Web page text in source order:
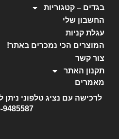
בגדים – קטגוריות
החשבון שלי
עגלת קניות
המוצרים הכי נמכרים באתר!
צור קשר
תקנון האתר
מאמרים
לרכישה עם נציג טלפוני
9485587